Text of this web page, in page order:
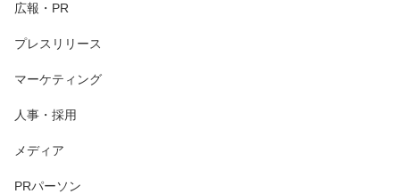
広報・PR
プレスリリース
マーケティング
人事・採用
メディア
PRパーソン